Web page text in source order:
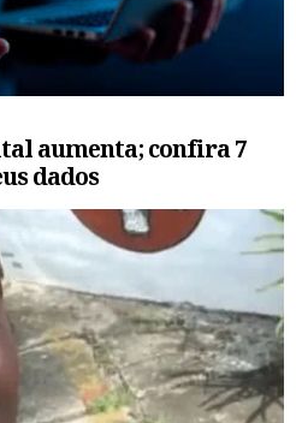
aumenta; confira 7
dados